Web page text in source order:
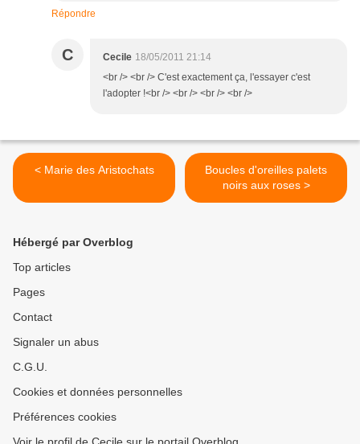
Répondre
C Cecile 18/05/2011 21:14
<br /> <br /> C'est exactement ça, l'essayer c'est
l'adopter !<br /> <br /> <br /> <br />
< Marie des Aristochats
Boucles d'oreilles palets
noirs aux roses >
Hébergé par Overblog
Top articles
Pages
Contact
Signaler un abus
C.G.U.
Cookies et données personnelles
Préférences cookies